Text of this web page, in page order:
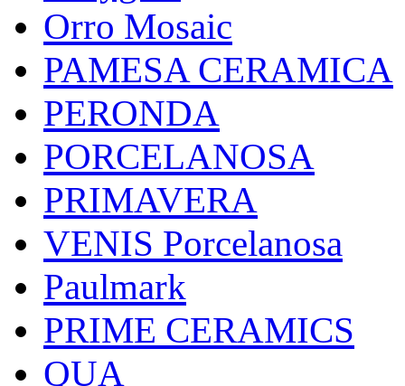
Orro Mosaic
PAMESA CERAMICA
PERONDA
PORCELANOSA
PRIMAVERA
VENIS Porcelanosa
Paulmark
PRIME CERAMICS
QUA